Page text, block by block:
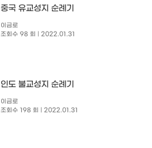
중국 유교성지 순례기
이금로
조회수 98 회
| 2022.01.31
인도 불교성지 순례기
이금로
조회수 198 회
| 2022.01.31